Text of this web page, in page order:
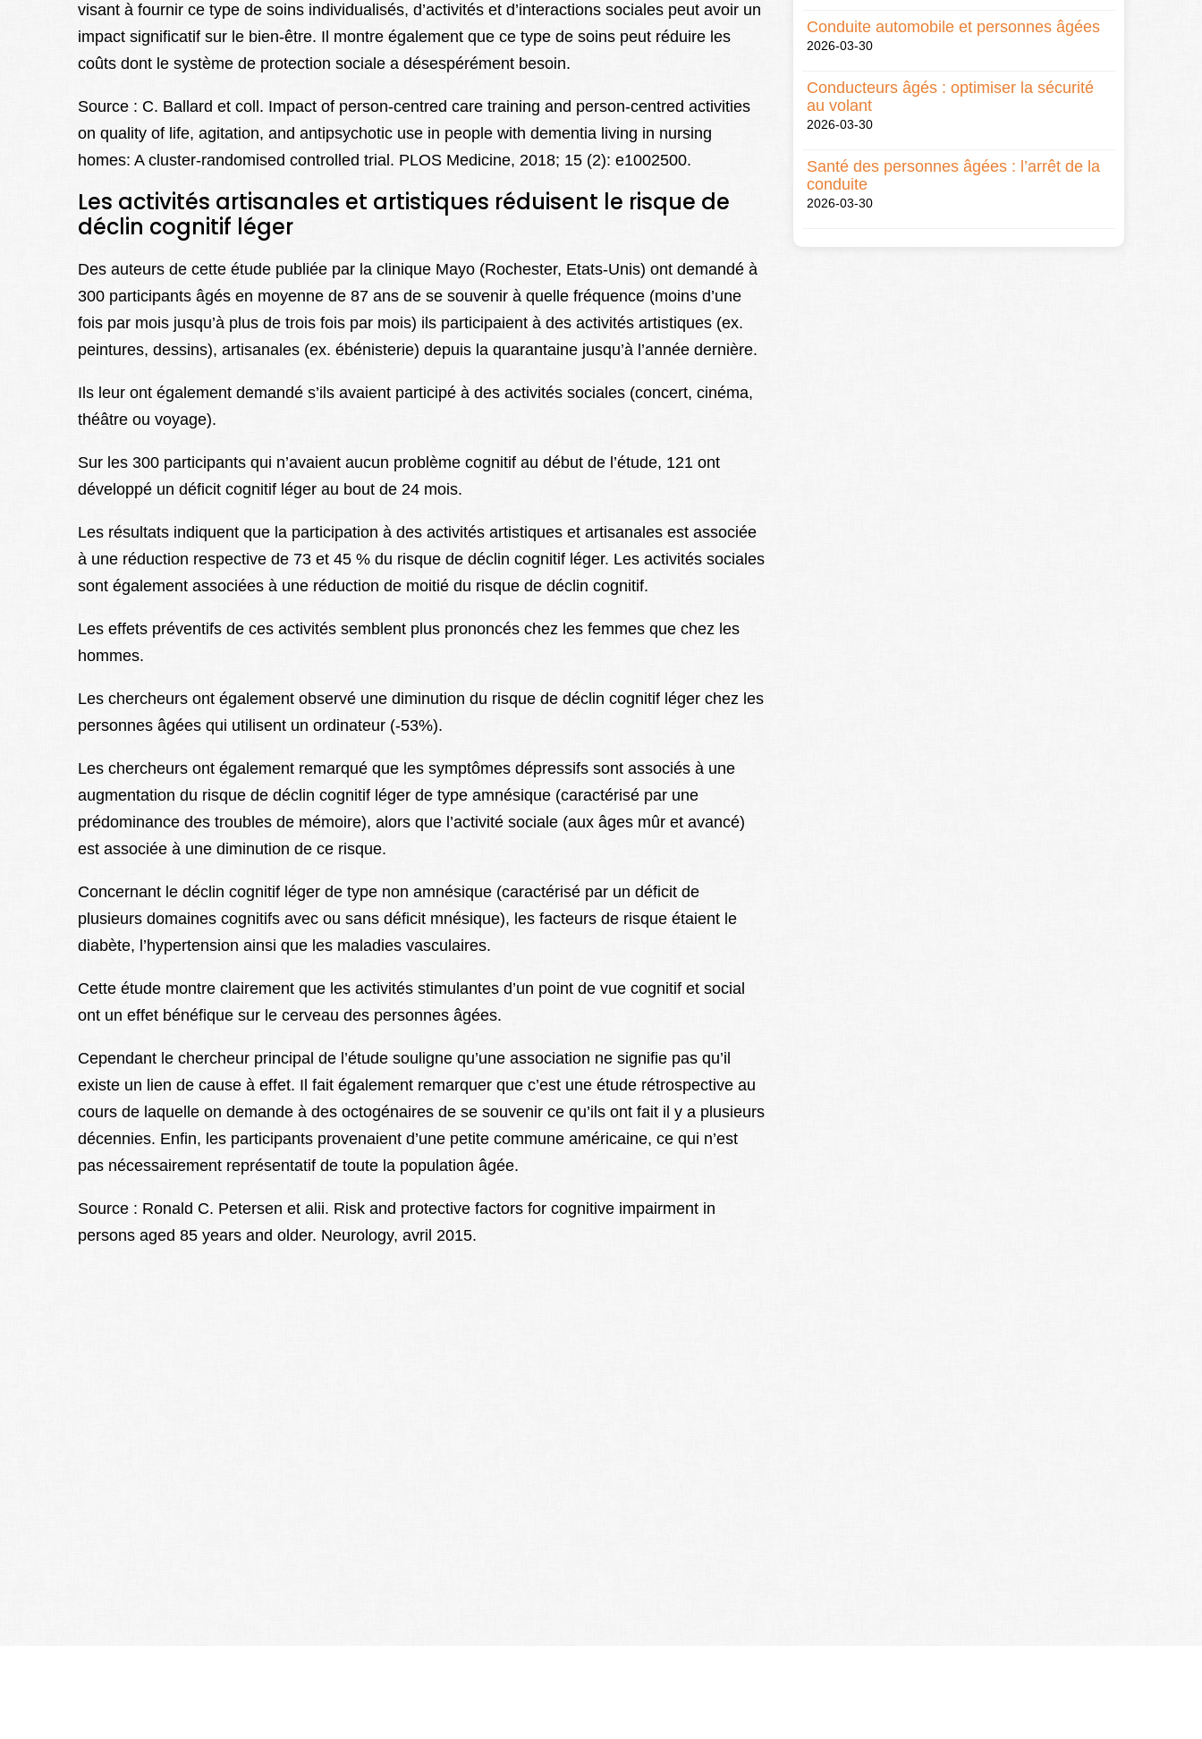
visant à fournir ce type de soins individualisés, d’activités et d’interactions sociales peut avoir un
impact significatif sur le bien-être. Il montre également que ce type de soins peut réduire les
coûts dont le système de protection sociale a désespérément besoin.
Source : C. Ballard et coll. Impact of person-centred care training and person-centred activities
on quality of life, agitation, and antipsychotic use in people with dementia living in nursing
homes: A cluster-randomised controlled trial. PLOS Medicine, 2018; 15 (2): e1002500.
Les activités artisanales et artistiques réduisent le risque de
déclin cognitif léger
Des auteurs de cette étude publiée par la clinique Mayo (Rochester, Etats-Unis) ont demandé à
300 participants âgés en moyenne de 87 ans de se souvenir à quelle fréquence (moins d’une
fois par mois jusqu’à plus de trois fois par mois) ils participaient à des activités artistiques (ex.
peintures, dessins), artisanales (ex. ébénisterie) depuis la quarantaine jusqu’à l’année dernière.
Ils leur ont également demandé s’ils avaient participé à des activités sociales (concert, cinéma,
théâtre ou voyage).
Sur les 300 participants qui n’avaient aucun problème cognitif au début de l’étude, 121 ont
développé un déficit cognitif léger au bout de 24 mois.
Les résultats indiquent que la participation à des activités artistiques et artisanales est associée
à une réduction respective de 73 et 45 % du risque de déclin cognitif léger. Les activités sociales
sont également associées à une réduction de moitié du risque de déclin cognitif.
Les effets préventifs de ces activités semblent plus prononcés chez les femmes que chez les
hommes.
Les chercheurs ont également observé une diminution du risque de déclin cognitif léger chez les
personnes âgées qui utilisent un ordinateur (-53%).
Les chercheurs ont également remarqué que les symptômes dépressifs sont associés à une
augmentation du risque de déclin cognitif léger de type amnésique (caractérisé par une
prédominance des troubles de mémoire), alors que l’activité sociale (aux âges mûr et avancé)
est associée à une diminution de ce risque.
Concernant le déclin cognitif léger de type non amnésique (caractérisé par un déficit de
plusieurs domaines cognitifs avec ou sans déficit mnésique), les facteurs de risque étaient le
diabète, l’hypertension ainsi que les maladies vasculaires.
Cette étude montre clairement que les activités stimulantes d’un point de vue cognitif et social
ont un effet bénéfique sur le cerveau des personnes âgées.
Cependant le chercheur principal de l’étude souligne qu’une association ne signifie pas qu’il
existe un lien de cause à effet. Il fait également remarquer que c’est une étude rétrospective au
cours de laquelle on demande à des octogénaires de se souvenir ce qu’ils ont fait il y a plusieurs
décennies. Enfin, les participants provenaient d’une petite commune américaine, ce qui n’est
pas nécessairement représentatif de toute la population âgée.
Source : Ronald C. Petersen et alii. Risk and protective factors for cognitive impairment in
persons aged 85 years and older. Neurology, avril 2015.
Conduite automobile et personnes âgées
2026-03-30
Conducteurs âgés : optimiser la sécurité
au volant
2026-03-30
Santé des personnes âgées : l’arrêt de la
conduite
2026-03-30